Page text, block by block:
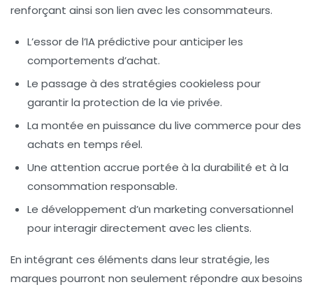
renforçant ainsi son lien avec les consommateurs.
L’essor de l’IA prédictive pour anticiper les
comportements d’achat.
Le passage à des stratégies cookieless pour
garantir la protection de la vie privée.
La montée en puissance du live commerce pour des
achats en temps réel.
Une attention accrue portée à la durabilité et à la
consommation responsable.
Le développement d’un marketing conversationnel
pour interagir directement avec les clients.
En intégrant ces éléments dans leur stratégie, les
marques pourront non seulement répondre aux besoins